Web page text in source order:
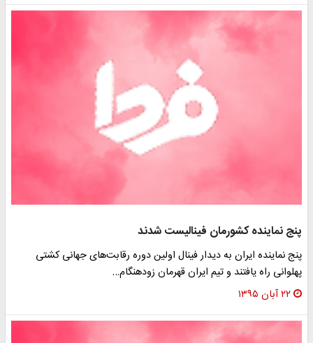
پنج نماینده کشورمان فینالیست شدند
پنج نماینده ایران به دیدار فینال اولین دوره رقابت‌های جهانی کشتی
پهلوانی راه یافتند و تیم ایران قهرمان زودهنگام…
۲۲ آبان ۱۳۹۵